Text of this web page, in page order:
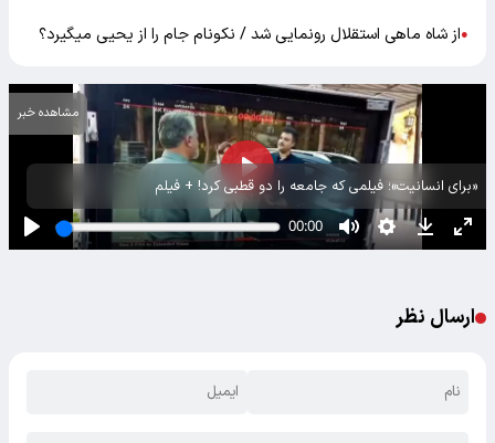
●از شاه ماهی استقلال رونمایی شد / نکونام جام را از یحیی میگیرد؟
«برای انسانیت»؛ فیلمی که جامعه را دو قطبی کرد! + فیلم
مشاهده خبر
ارسال نظر